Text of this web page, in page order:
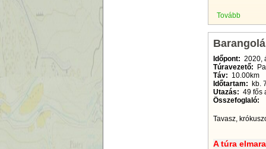
Tovább
Időpont: 2020,
Túravezető:
Táv: 10.00km
Időtartam: kb.
Utazás: 49 fős
Összefoglaló:
Tavasz,
A túra